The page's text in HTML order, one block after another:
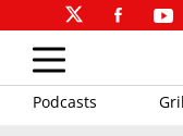
Podcasts